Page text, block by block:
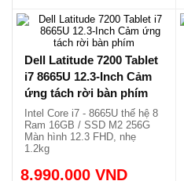
Dell Latitude 7200 Tablet
i7 8665U 12.3-Inch Cảm
ứng tách rời bàn phím
Intel Core i7 - 8665U thế hệ 8
Ram 16GB / SSD M2 256G
Màn hình 12.3 FHD, nhẹ
1.2kg
Cảm ứng tách rời bàn phím
8.990.000 VND